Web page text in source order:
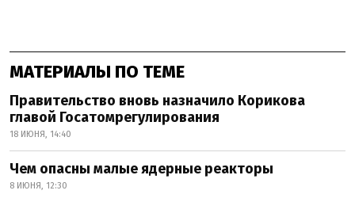
МАТЕРИАЛЫ ПО ТЕМЕ
Правительство вновь назначило Корикова
главой Госатомрегулирования
18 ИЮНЯ, 14:40
Чем опасны малые ядерные реакторы
8 ИЮНЯ, 12:30